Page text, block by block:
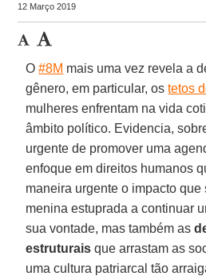
12 Março 2019
O#8M mais uma vez revela a
gênero, em particular, ostetos
mulheres enfrentam na vida
âmbito político. Evidencia,
urgente de promover uma
enfoque em direitos humanos
maneira urgente o impacto que
menina estuprada a continuar
sua vontade, mas também as
estruturais que arrastam as
uma cultura patriarcal tão